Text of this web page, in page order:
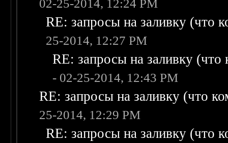
02-25-2014, 12:24 PM
RE: запросы на заливку (что
25-2014, 12:27 PM
RE: запросы на заливку
- 02-25-2014, 12:43 PM
RE: запросы на заливку (что
25-2014, 12:29 PM
RE: запросы на заливку (что